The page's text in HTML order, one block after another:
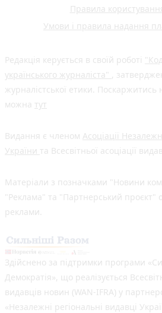
Правила
Умови і правила надання
Редакція керується в своїй роботі
українського журналіста" ,
журналістської етики. Поскаржитись
можна тут
Видання є членом Асоціації
України та Всесвітньої асоціації
Матеріали з позначками "Новини
"Реклама" та "Партнерський проєкт"
реклами.
Здійснено за підтримки програми
Демократія», що реалізується
видавців новин (WAN-IFRA) у
«Незалежні регіональні видавці